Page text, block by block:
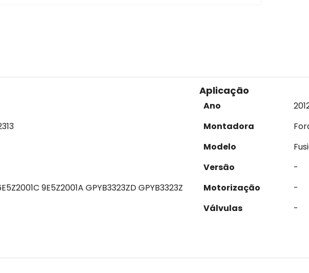
9E5Z2001A GPYB3323ZD GPYB3323Z
Aplicação
Ano
Montadora
Modelo
Versão
-
Motorização
-
Válvulas
-